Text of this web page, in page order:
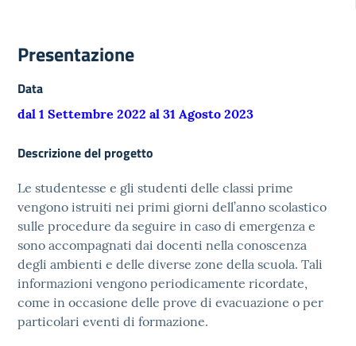
Presentazione
Data
dal 1 Settembre 2022 al 31 Agosto 2023
Descrizione del progetto
Le studentesse e gli studenti delle classi prime
vengono istruiti nei primi giorni dell’anno scolastico
sulle procedure da seguire in caso di emergenza e
sono accompagnati dai docenti nella conoscenza
degli ambienti e delle diverse zone della scuola. Tali
informazioni vengono periodicamente ricordate,
come in occasione delle prove di evacuazione o per
particolari eventi di formazione.